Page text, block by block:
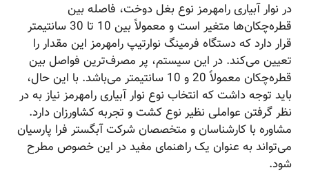
در نوار آبیاری رامهرمز نوع بغل دوخت، فاصله بین
قطره‌چکان‌ها متغیر است و معمولاً بین 10 تا 30 سانتیمتر
قرار دارد که دستگاه فرمینگ نوارتیپ رامهرمز این مقدار را
تعیین می‌کند. در این سیستم، پر مصرف‌ترین فواصل بین
قطره‌چکان معمولاً 20 و 10 سانتیمتر می‌باشد. با این حال،
باید توجه داشت که انتخاب نوع نوار آبیاری رامهرمز نیاز به در
نظر گرفتن عواملی نظیر نوع کشت و تجربه کشاورزان دارد.
مشاوره با کارشناسان و متخصصان شرکت آبگستر فرا پارسیان
می‌تواند به عنوان یک راهنمای مفید در این خصوص مطرح
شود.